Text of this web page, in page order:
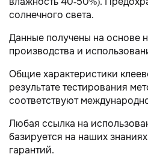
солнечного света.
Данные получены на основе
производства и
Общие характеристики
результате тестирования
соответствуют
Любая ссылка на
базируется на наших
гарантий.